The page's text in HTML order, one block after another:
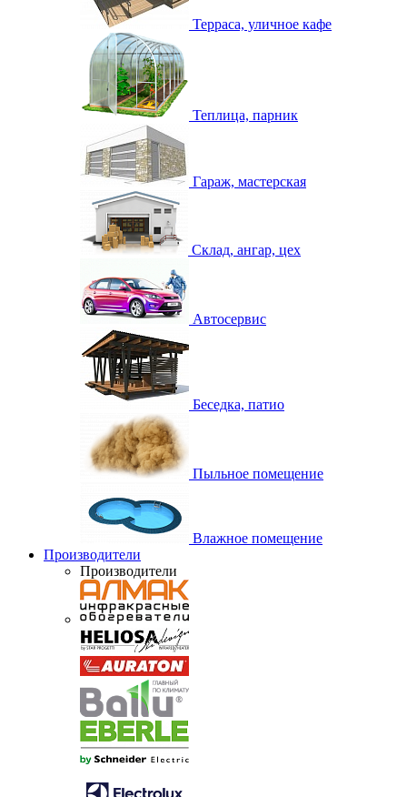
Терраса, уличное кафе
Теплица, парник
Гараж, мастерская
Склад, ангар, цех
Автосервис
Беседка, патио
Пыльное помещение
Влажное помещение
Производители
Производители